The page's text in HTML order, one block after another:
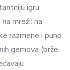
igru.
mreži: na
razmene i puno
gemova (brže